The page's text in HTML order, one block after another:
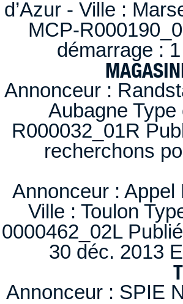
d’Azur - Ville :
MCP-
démarrage :
Annonceur :
Aubagne
R000032_01R
recherchons
Annonceur : Appel
Ville : Toulon
0000462_02L
30 déc. 2013
Annonceur : SPIE